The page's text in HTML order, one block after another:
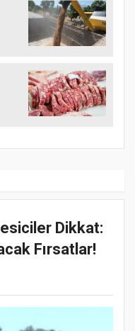
Dikkat:
Fırsatlar!